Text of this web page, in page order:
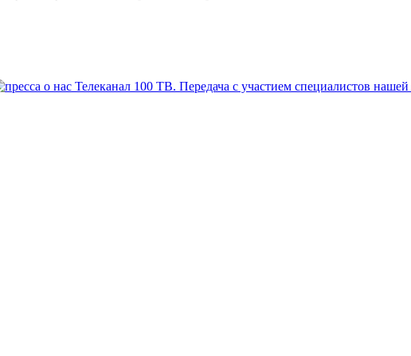
Телеканал 100 ТВ. Передача с участием специалистов нашей